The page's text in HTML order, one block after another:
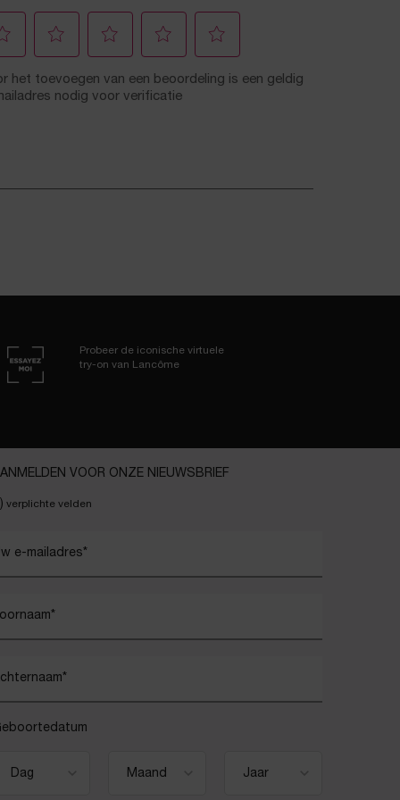
Probeer de iconische virtuele
try-on van Lancôme
VOOR ONZE NIEUWSBRIEF
verplichte velden
e-mailadres*
*
*